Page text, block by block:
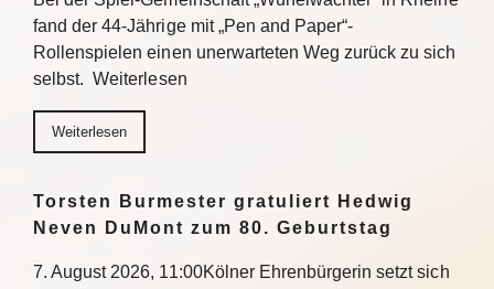
fand der 44-Jährige mit „Pen and Paper“-
Rollenspielen einen unerwarteten Weg zurück zu sich
selbst. Weiterlesen
Weiterlesen
Torsten Burmester gratuliert Hedwig
Neven DuMont zum 80. Geburtstag
7. August 2026, 11:00Kölner Ehrenbürgerin setzt sich